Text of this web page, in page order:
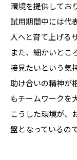
環境を提供してお
試用期間中には代
人へと育て上げる
また、細かいとこ
接見たいという気
助け合いの精神が
もチームワークを
こうした環境が、
盤となっているので